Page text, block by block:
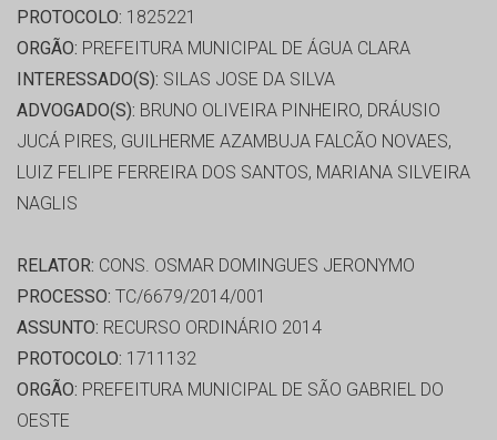
PROTOCOLO: 1825221
ORGÃO: PREFEITURA MUNICIPAL DE ÁGUA CLARA
INTERESSADO(S): SILAS JOSE DA SILVA
ADVOGADO(S): BRUNO OLIVEIRA PINHEIRO, DRÁUSIO
JUCÁ PIRES, GUILHERME AZAMBUJA FALCÃO NOVAES,
LUIZ FELIPE FERREIRA DOS SANTOS, MARIANA SILVEIRA
NAGLIS
RELATOR: CONS. OSMAR DOMINGUES JERONYMO
PROCESSO: TC/6679/2014/001
ASSUNTO: RECURSO ORDINÁRIO 2014
PROTOCOLO: 1711132
ORGÃO: PREFEITURA MUNICIPAL DE SÃO GABRIEL DO
OESTE